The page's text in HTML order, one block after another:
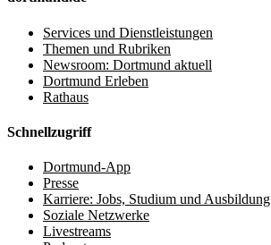
Services und Dienstleistungen
Themen und Rubriken
Newsroom: Dortmund aktuell
Dortmund Erleben
Rathaus
Schnellzugriff
Dortmund-App
Presse
Karriere: Jobs, Studium und Ausbildung
Soziale Netzwerke
Livestreams